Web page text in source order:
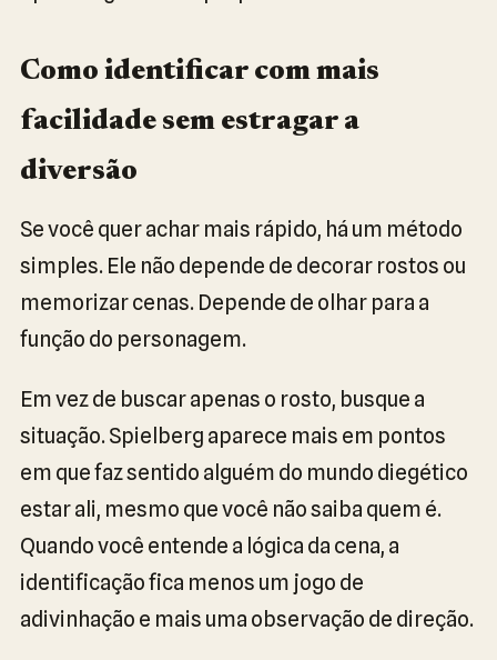
Como identificar com mais
facilidade sem estragar a
diversão
Se você quer achar mais rápido, há um método
simples. Ele não depende de decorar rostos ou
memorizar cenas. Depende de olhar para a
função do personagem.
Em vez de buscar apenas o rosto, busque a
situação. Spielberg aparece mais em pontos
em que faz sentido alguém do mundo diegético
estar ali, mesmo que você não saiba quem é.
Quando você entende a lógica da cena, a
identificação fica menos um jogo de
adivinhação e mais uma observação de direção.